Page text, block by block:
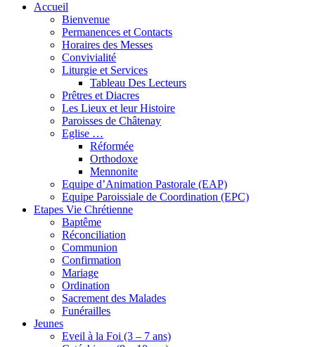
remonterAccueil
Bienvenue
Permanences et Contacts
Horaires des Messes
Convivialité
Liturgie et Services
Tableau Des Lecteurs
Prêtres et Diacres
Les Lieux et leur Histoire
Paroisses de Châtenay
Eglise …
Réformée
Orthodoxe
Mennonite
Equipe d’Animation Pastorale (EAP)
Equipe Paroissiale de Coordination (EPC)
Etapes Vie Chrétienne
Baptême
Réconciliation
Communion
Confirmation
Mariage
Ordination
Sacrement des Malades
Funérailles
Jeunes
Eveil à la Foi (3 – 7 ans)